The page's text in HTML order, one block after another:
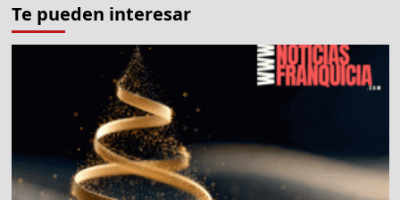
Te pueden interesar